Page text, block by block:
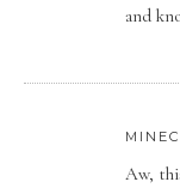
and
Aw,